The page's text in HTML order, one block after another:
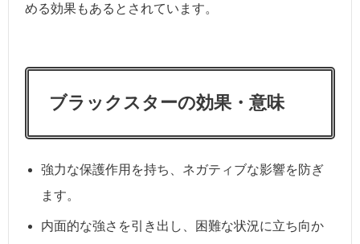
める効果もあるとされています。
ブラックスターの効果・意味
強力な保護作用を持ち、ネガティブな影響を防ぎ
ます。
内面的な強さを引き出し、困難な状況に立ち向か